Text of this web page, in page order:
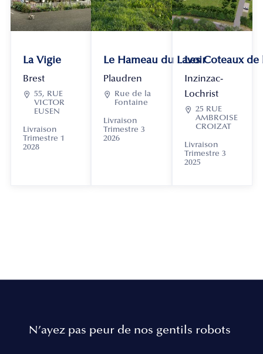
La Vigie
Brest
 55, RUE
VICTOR
EUSEN
Livraison
Trimestre 1
2028
Le Hameau du Lavoir
Plaudren

Rue de la
Fontaine
Livraison
Trimestre 3
2026
Les Coteaux
Inzinzac-
Lochrist
 25 RUE
AMBROISE
CROIZAT
Livraison
Trimestre 3
2025
N’ayez pas peur de nos gentils robots